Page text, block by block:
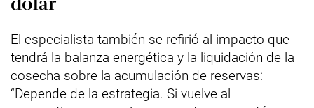
El especialista también se refirió al impacto que
tendrá la balanza energética y la liquidación de la
cosecha sobre la acumulación de reservas:
“Depende de la estrategia. Si vuelve al